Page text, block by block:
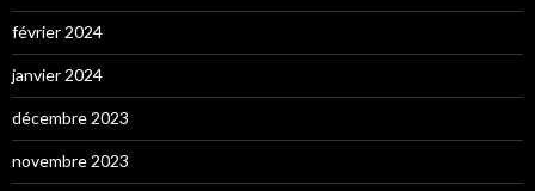
février 2024
janvier 2024
décembre 2023
novembre 2023